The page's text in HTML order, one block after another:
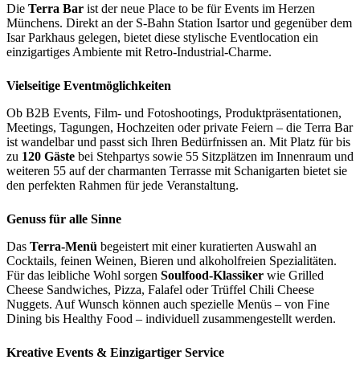
Die Terra Bar ist der neue Place to be für Events im Herzen
Münchens. Direkt an der S-Bahn Station Isartor und gegenüber dem
Isar Parkhaus gelegen, bietet diese stylische Eventlocation ein
einzigartiges Ambiente mit Retro-Industrial-Charme.
Vielseitige Eventmöglichkeiten
Ob B2B Events, Film- und Fotoshootings, Produktpräsentationen,
Meetings, Tagungen, Hochzeiten oder private Feiern – die Terra Bar
ist wandelbar und passt sich Ihren Bedürfnissen an. Mit Platz für bis
zu 120 Gäste bei Stehpartys sowie 55 Sitzplätzen im Innenraum und
weiteren 55 auf der charmanten Terrasse mit Schanigarten bietet sie
den perfekten Rahmen für jede Veranstaltung.
Genuss für alle Sinne
Das Terra-Menü begeistert mit einer kuratierten Auswahl an
Cocktails, feinen Weinen, Bieren und alkoholfreien Spezialitäten.
Für das leibliche Wohl sorgen Soulfood-Klassiker wie Grilled
Cheese Sandwiches, Pizza, Falafel oder Trüffel Chili Cheese
Nuggets. Auf Wunsch können auch spezielle Menüs – von Fine
Dining bis Healthy Food – individuell zusammengestellt werden.
Kreative Events & Einzigartiger Service